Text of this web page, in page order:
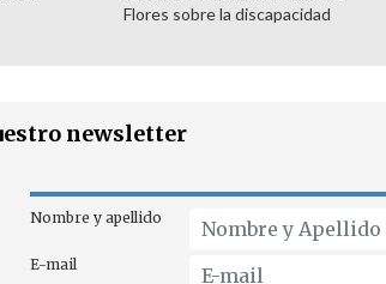
Flores sobre la discapacidad
newsletter
Nombre y apellido
E-mail